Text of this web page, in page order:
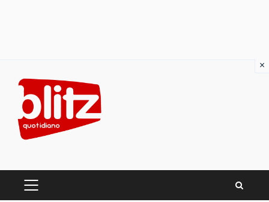
content
PRIMARY
×